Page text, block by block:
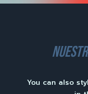
You can also